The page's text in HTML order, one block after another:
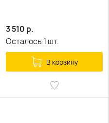
3 510 р.
Осталось 1 шт.
В корзину